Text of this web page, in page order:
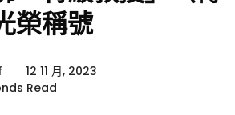
榮稱號
12 11 月, 2023
Read